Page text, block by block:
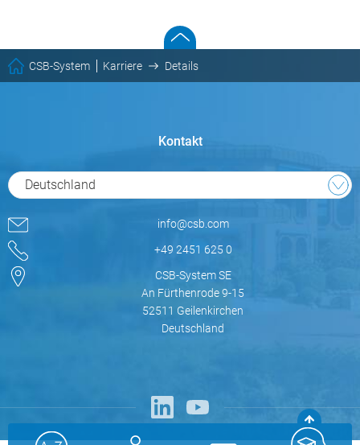
CSB-System Karriere Details
Kontakt
Deutschland
info@csb.com
+49 2451 625 0
CSB-System SE
An Fürthenrode 9-15
52511 Geilenkirchen
Deutschland